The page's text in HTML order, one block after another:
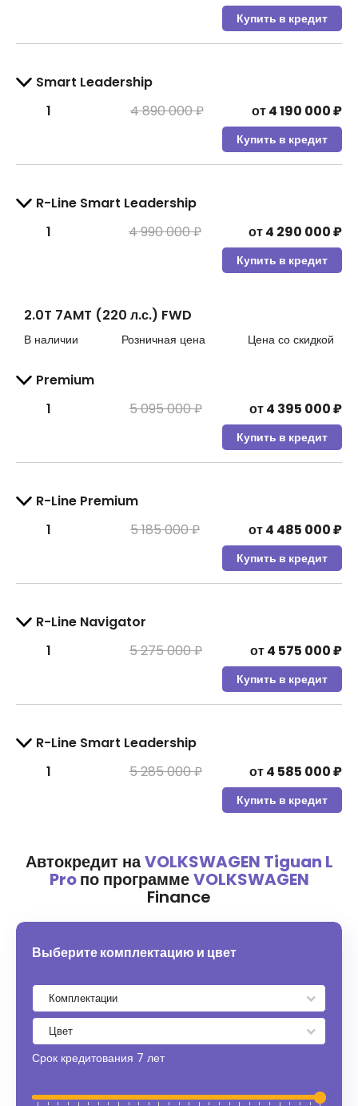
Купить в кредит
Smart Leadership
1
4 890 000 ₽ от4 190 000₽
Купить в кредит
R-Line Smart Leadership
1
4 990 000 ₽ от4 290 000₽
Купить в кредит
2.0T 7AMT (220 л.с.) FWD
В наличии Розничная цена Цена со скидкой
Premium
1
5 095 000 ₽ от4 395 000₽
Купить в кредит
R-Line Premium
1
5 185 000 ₽ от4 485 000₽
Купить в кредит
R-Line Navigator
1
5 275 000 ₽ от4 575 000₽
Купить в кредит
R-Line Smart Leadership
1
5 285 000 ₽ от4 585 000₽
Купить в кредит
Автокредит наVOLKSWAGEN Tiguan L
Proпо программеVOLKSWAGEN
Finance
Выберите комплектацию и цвет
Срок кредитования 7 лет